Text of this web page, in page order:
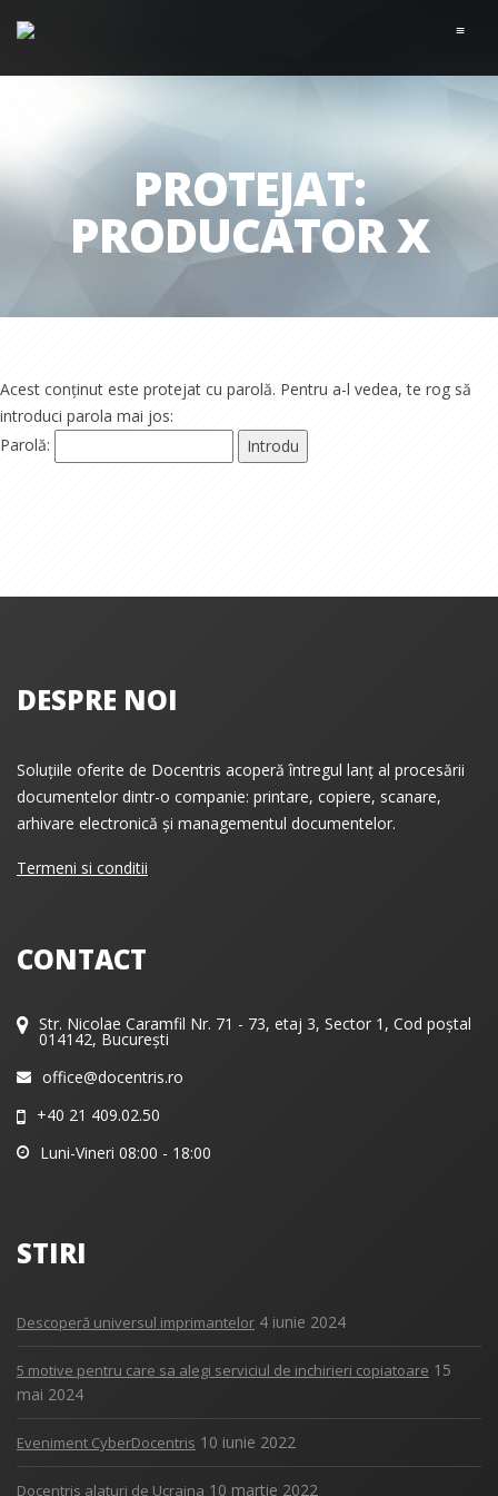
≡
PROTEJAT:
PRODUCATOR X
Acest conținut este protejat cu parolă. Pentru a-l vedea, te rog să
introduci parola mai jos:
Parolă:
DESPRE NOI
Soluțiile oferite de Docentris acoperă întregul lanț al procesării
documentelor dintr-o companie: printare, copiere, scanare,
arhivare electronică și managementul documentelor.
Termeni si conditii
CONTACT
Str. Nicolae Caramfil Nr. 71 - 73, etaj 3, Sector 1, Cod poștal
014142, București
office@docentris.ro
+40 21 409.02.50
Luni-Vineri 08:00 - 18:00
STIRI
Descoperă universul imprimantelor 4 iunie 2024
5 motive pentru care sa alegi serviciul de inchirieri copiatoare 15
mai 2024
Eveniment CyberDocentris 10 iunie 2022
Docentris alaturi de Ucraina 10 martie 2022